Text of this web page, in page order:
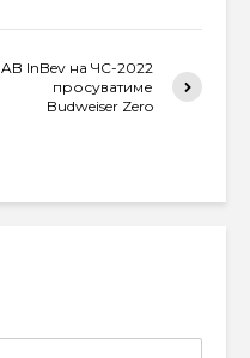
AB InBev на ЧС-2022
просуватиме
Budweiser Zero